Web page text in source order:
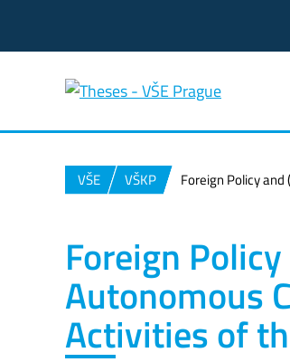
VŠE VŠKP Foreign Policy
Foreign
Autonomous
Activities of